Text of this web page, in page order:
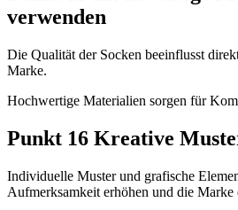
verwenden
Die Qualität der Socken beeinflusst
Marke.
Hochwertige Materialien sorgen für
Punkt 16 Kreative
Individuelle Muster und grafische
Aufmerksamkeit erhöhen und die Marke